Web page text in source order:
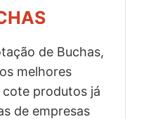
de Buchas,
melhores
produtos já
de empresas